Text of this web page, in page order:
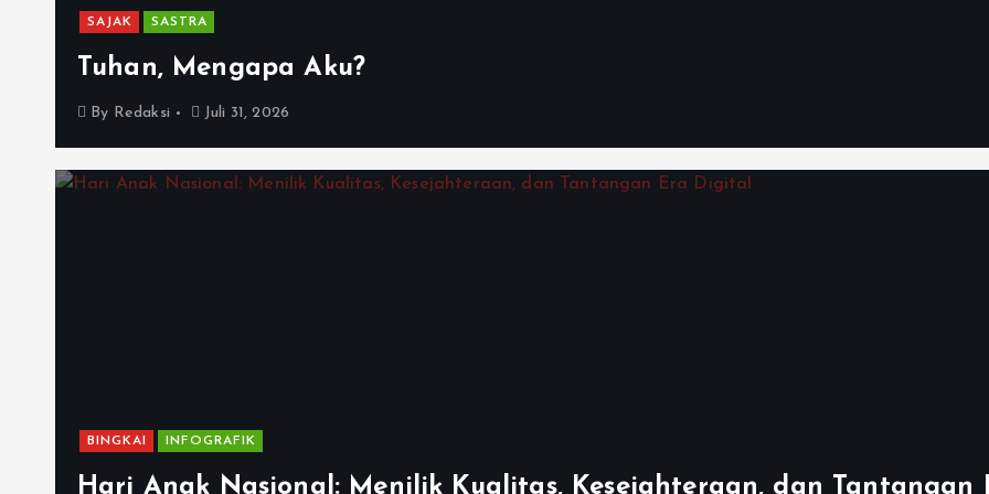
SAJAK SASTRA
Tuhan, Mengapa Aku?
By Redaksi Juli 31, 2026
BINGKAI INFOGRAFIK
Hari Anak Nasional: Menilik Kualitas, Kesejahteraan, dan Tantangan